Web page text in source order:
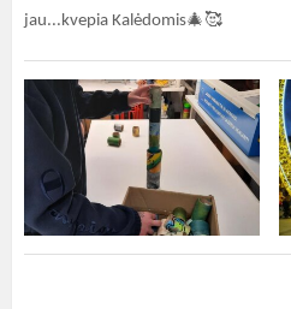
jau...kvepia Kalėdomis🎄🥰